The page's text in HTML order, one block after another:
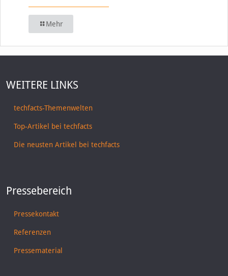
Mehr
WEITERE LINKS
techfacts-Themenwelten
Top-Artikel bei techfacts
Die neusten Artikel bei techfacts
Pressebereich
Pressekontakt
Referenzen
Pressematerial